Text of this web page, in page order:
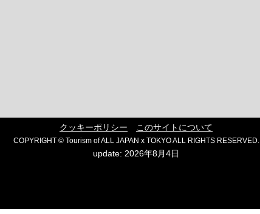
クッキーポリシー このサイトについて
COPYRIGHT © Tourism of ALL JAPAN x TOKYO ALL RIGHTS RESERVED.
update: 2026年8月4日